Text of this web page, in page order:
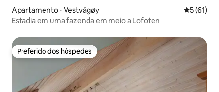
Apartamento ⋅ Vestvågøy 5 de uma
5 (61)
Estadia em uma fazenda em meio a Lofoten
Preferido dos hóspedes
Preferido dos hóspedes